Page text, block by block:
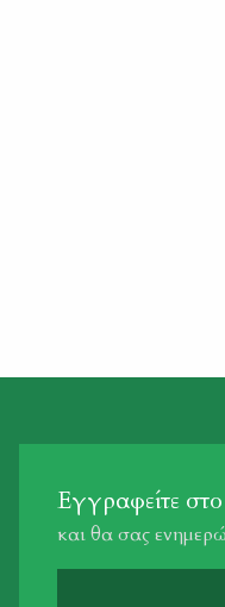
Εγγραφείτε
και θα σας